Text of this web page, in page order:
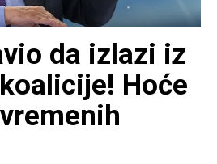
da izlazi iz
Hoće